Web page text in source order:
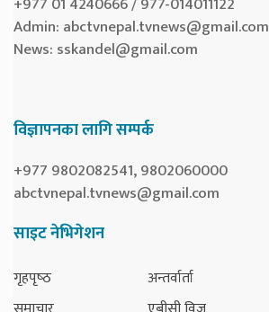
Admin: abctvnepal.tvnews@gmail.com
News: sskandel@gmail.com
विज्ञापनका लागि सम्पर्क
+977 9802082541, 9802060000
abctvnepal.tvnews@gmail.com
साइट नेभिगेशन
गृहपृष्‍ठ
अन्तर्वार्ता